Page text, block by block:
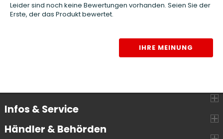
Leider sind noch keine Bewertungen vorhanden. Seien Sie der
Erste, der das Produkt bewertet.
IHRE MEINUNG
Infos & Service
Händler & Behörden